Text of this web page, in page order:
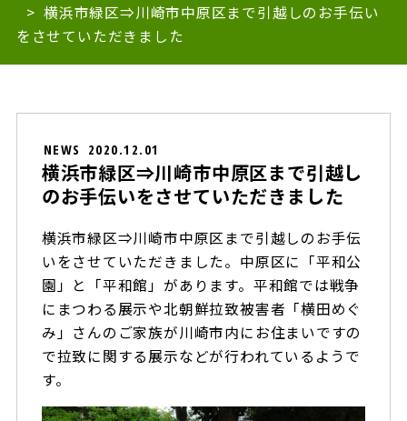
横浜市緑区⇒川崎市中原区まで引越しのお手伝い
をさせていただきました
NEWS 2020.12.01
横浜市緑区⇒川崎市中原区まで引越し
のお手伝いをさせていただきました
横浜市緑区⇒川崎市中原区まで引越しのお手伝
いをさせていただきました。中原区に「平和公
園」と「平和館」があります。平和館では戦争
にまつわる展示や北朝鮮拉致被害者「横田めぐ
み」さんのご家族が川崎市内にお住まいですの
で拉致に関する展示などが行われているようで
す。